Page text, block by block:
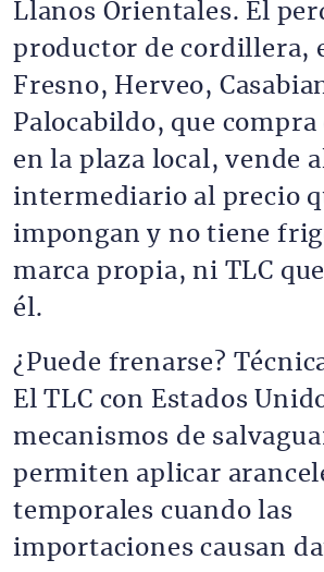
Llanos Orientales. El
productor de cordillera,
Fresno, Herveo,
Palocabildo, que
en la plaza local, vende
intermediario al precio
impongan y no tiene
marca propia, ni TLC
él.
¿Puede frenarse?
El TLC con Estados
mecanismos de
permiten aplicar
temporales cuando las
importaciones causan